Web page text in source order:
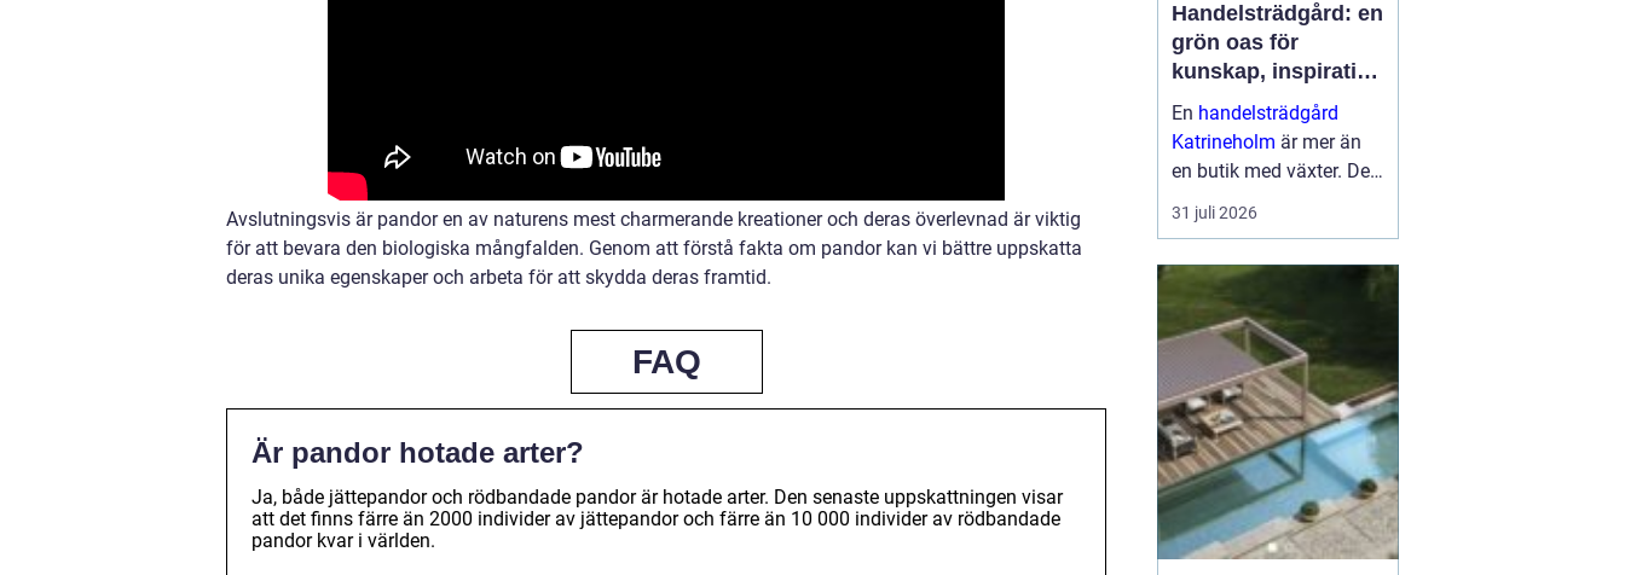
Avslutningsvis är pandor en av naturens mest charmerande kreationer och deras överlevnad är viktig
för att bevara den biologiska mångfalden. Genom att förstå fakta om pandor kan vi bättre uppskatta
deras unika egenskaper och arbeta för att skydda deras framtid.
FAQ
Är pandor hotade arter?
Ja, både jättepandor och rödbandade pandor är hotade arter. Den senaste uppskattningen visar
att det finns färre än 2000 individer av jättepandor och färre än 10 000 individer av rödbandade
pandor kvar i världen.
Handelsträdgård: en
grön oas för
kunskap, inspiration
och odlarglädje
En handelsträdgård
Katrineholm är mer än
en butik med växter. Den
fungerar som en
mötesplats för
skapa trivsel...
31 juli 2026